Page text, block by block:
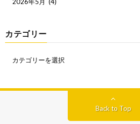
カテゴリー
Back to Top